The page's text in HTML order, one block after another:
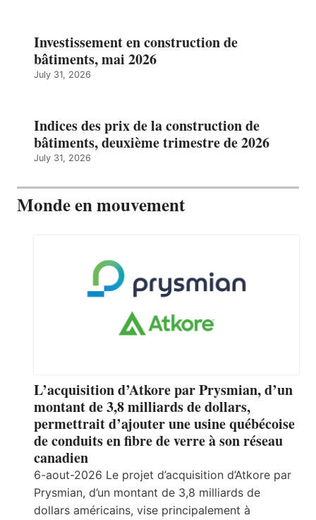
Investissement en construction de
bâtiments, mai 2026
July 31, 2026
Indices des prix de la construction de
bâtiments, deuxième trimestre de 2026
July 31, 2026
Monde en mouvement
L’acquisition d’Atkore par Prysmian, d’un
montant de 3,8 milliards de dollars,
permettrait d’ajouter une usine québécoise
de conduits en fibre de verre à son réseau
canadien
6-aout-2026 Le projet d’acquisition d’Atkore par
Prysmian, d’un montant de 3,8 milliards de
dollars américains, vise principalement à